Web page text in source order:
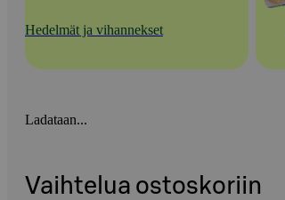
Hedelmät ja vihannekset
Ladataan...
Vaihtelua ostoskoriin